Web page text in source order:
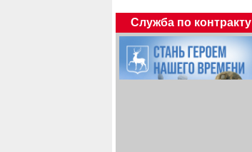
Служба по контракту